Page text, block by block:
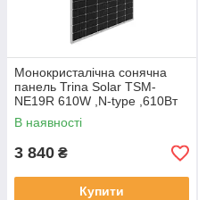
Монокристалічна сонячна
панель Trina Solar TSM-
NE19R 610W ,N-type ,610Вт
В наявності
3 840 ₴
Купити